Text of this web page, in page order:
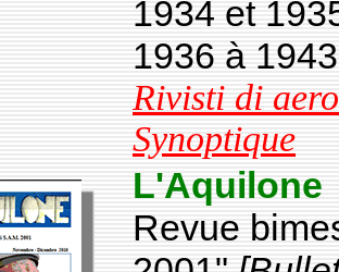
1934 et
1936 à 1943
Rivisti di
Synoptique
L'Aquilone
Revue